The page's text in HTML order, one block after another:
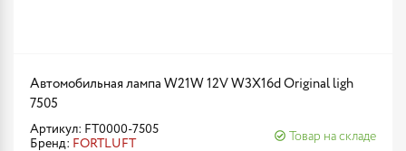
Автомобильная лампа W21W 12V W3X16d Original ligh
7505
Артикул: FT0000-7505
Бренд: FORTLUFT
Товар на складе